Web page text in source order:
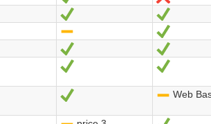
Sí
Sí Sí
-Web